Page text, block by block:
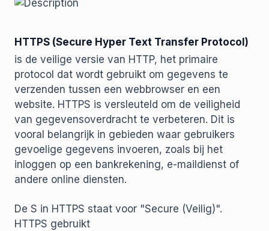
HTTPS (Secure Hyper Text Transfer Protocol)
is de veilige versie van HTTP, het primaire
protocol dat wordt gebruikt om gegevens te
verzenden tussen een webbrowser en een
website. HTTPS is versleuteld om de veiligheid
van gegevensoverdracht te verbeteren. Dit is
vooral belangrijk in gebieden waar gebruikers
gevoelige gegevens invoeren, zoals bij het
inloggen op een bankrekening, e-maildienst of
andere online diensten.
De S in HTTPS staat voor "Secure (Veilig)".
HTTPS gebruikt